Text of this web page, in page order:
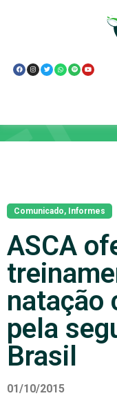
Comunicado, Informes
ASCA
natação
pela
Brasil
01/10/2015